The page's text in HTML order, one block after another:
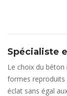
Spécialiste
Le choix du béton
formes reproduits
éclat sans égal